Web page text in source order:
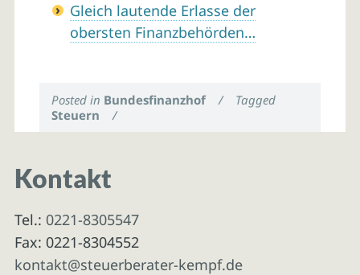
Gleich lautende Erlasse der
obersten Finanzbehörden…
Posted in Bundesfinanzhof /
Tagged
Steuern
/
Kontakt
Tel.: 0221-8305547
Fax: 0221-8304552
kontakt@steuerberater-kempf.de